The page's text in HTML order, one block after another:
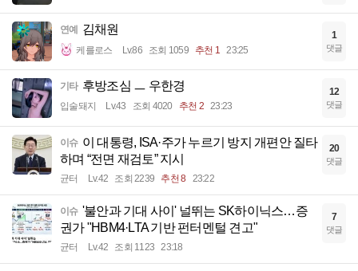
연예 김채원
케를로스 Lv.86 조회 1059 추천 1 23:25
1
댓글
기타 후방조심 ㅡ 우한경
입술돼지 Lv.43 조회 4020 추천 2 23:23
12
댓글
이슈 이 대통령, ISA·주가 누르기 방지 개편안 질타
하며 “전면 재검토” 지시
균터 Lv.42 조회 2239 추천 8 23:22
20
댓글
이슈 '불안과 기대 사이' 널뛰는 SK하이닉스…증
권가 "HBM4·LTA 기반 펀터멘털 견고"
균터 Lv.42 조회 1123 23:18
7
댓글